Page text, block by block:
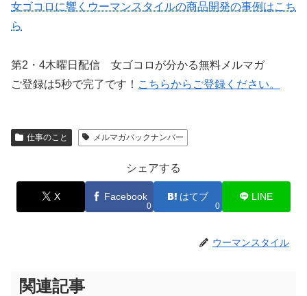
女ゴコロに響くウーマンスタイルの商品開発の事例はこち
ら
第2・4木曜日配信 女ゴコロが分かる無料メルマガ
ご登録は5秒で完了です！ こちらからご登録ください。
仕事のこと メルマガバックナンバー
シェアする
X Facebook
0
はてブ
0
LINE
ウーマンスタイル
関連記事